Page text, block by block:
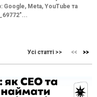
Google, Meta, YouTube та
Усі статті >>